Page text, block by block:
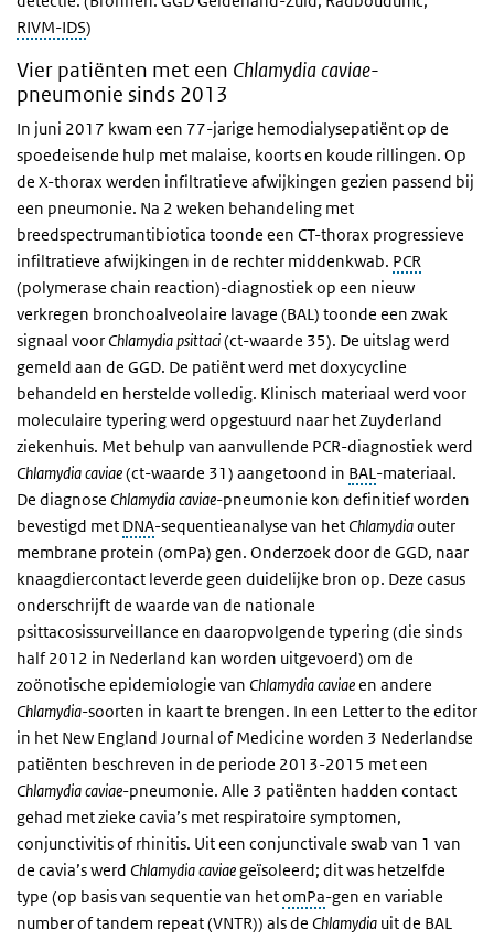
RIVM-IDS)
Vier patiënten met een Chlamydia caviae-
pneumonie sinds 2013
In juni 2017 kwam een 77-jarige hemodialysepatiënt op de
spoedeisende hulp met malaise, koorts en koude rillingen. Op
de X-thorax werden infiltratieve afwijkingen gezien passend bij
een pneumonie. Na 2 weken behandeling met
breedspectrumantibiotica toonde een CT-thorax progressieve
infiltratieve afwijkingen in de rechter middenkwab. PCR
(polymerase chain reaction)-diagnostiek op een nieuw
verkregen bronchoalveolaire lavage (BAL) toonde een zwak
signaal voor Chlamydia psittaci(ct-waarde 35). De uitslag werd
gemeld aan de GGD. De patiënt werd met doxycycline
behandeld en herstelde volledig. Klinisch materiaal werd voor
moleculaire typering werd opgestuurd naar het Zuyderland
ziekenhuis. Met behulp van aanvullende PCR-diagnostiek werd
Chlamydia caviae(ct-waarde 31) aangetoond in BAL-materiaal.
De diagnose Chlamydiacaviae-pneumonie kon definitief worden
bevestigd met DNA-sequentieanalyse van het Chlamydiaouter
membrane protein (omPa) gen. Onderzoek door de GGD, naar
knaagdiercontact leverde geen duidelijke bron op. Deze casus
onderschrijft de waarde van de nationale
psittacosissurveillance en daaropvolgende typering (die sinds
half 2012 in Nederland kan worden uitgevoerd) om de
zoönotische epidemiologie van Chlamydia caviaeen andere
Chlamydia-soorten in kaart te brengen. In een Letter to the editor
in het New England Journal of Medicine worden 3 Nederlandse
patiënten beschreven in de periode 2013-2015 met een
Chlamydia caviae-pneumonie. Alle 3 patiënten hadden contact
gehad met zieke cavia’s met respiratoire symptomen,
conjunctivitis of rhinitis. Uit een conjunctivale swab van 1 van
de cavia’s werd Chlamydia caviaegeïsoleerd; dit was hetzelfde
type (op basis van sequentie van hetomPa-gen en variable
number of tandem repeat (VNTR)) als de Chlamydia uit de BAL